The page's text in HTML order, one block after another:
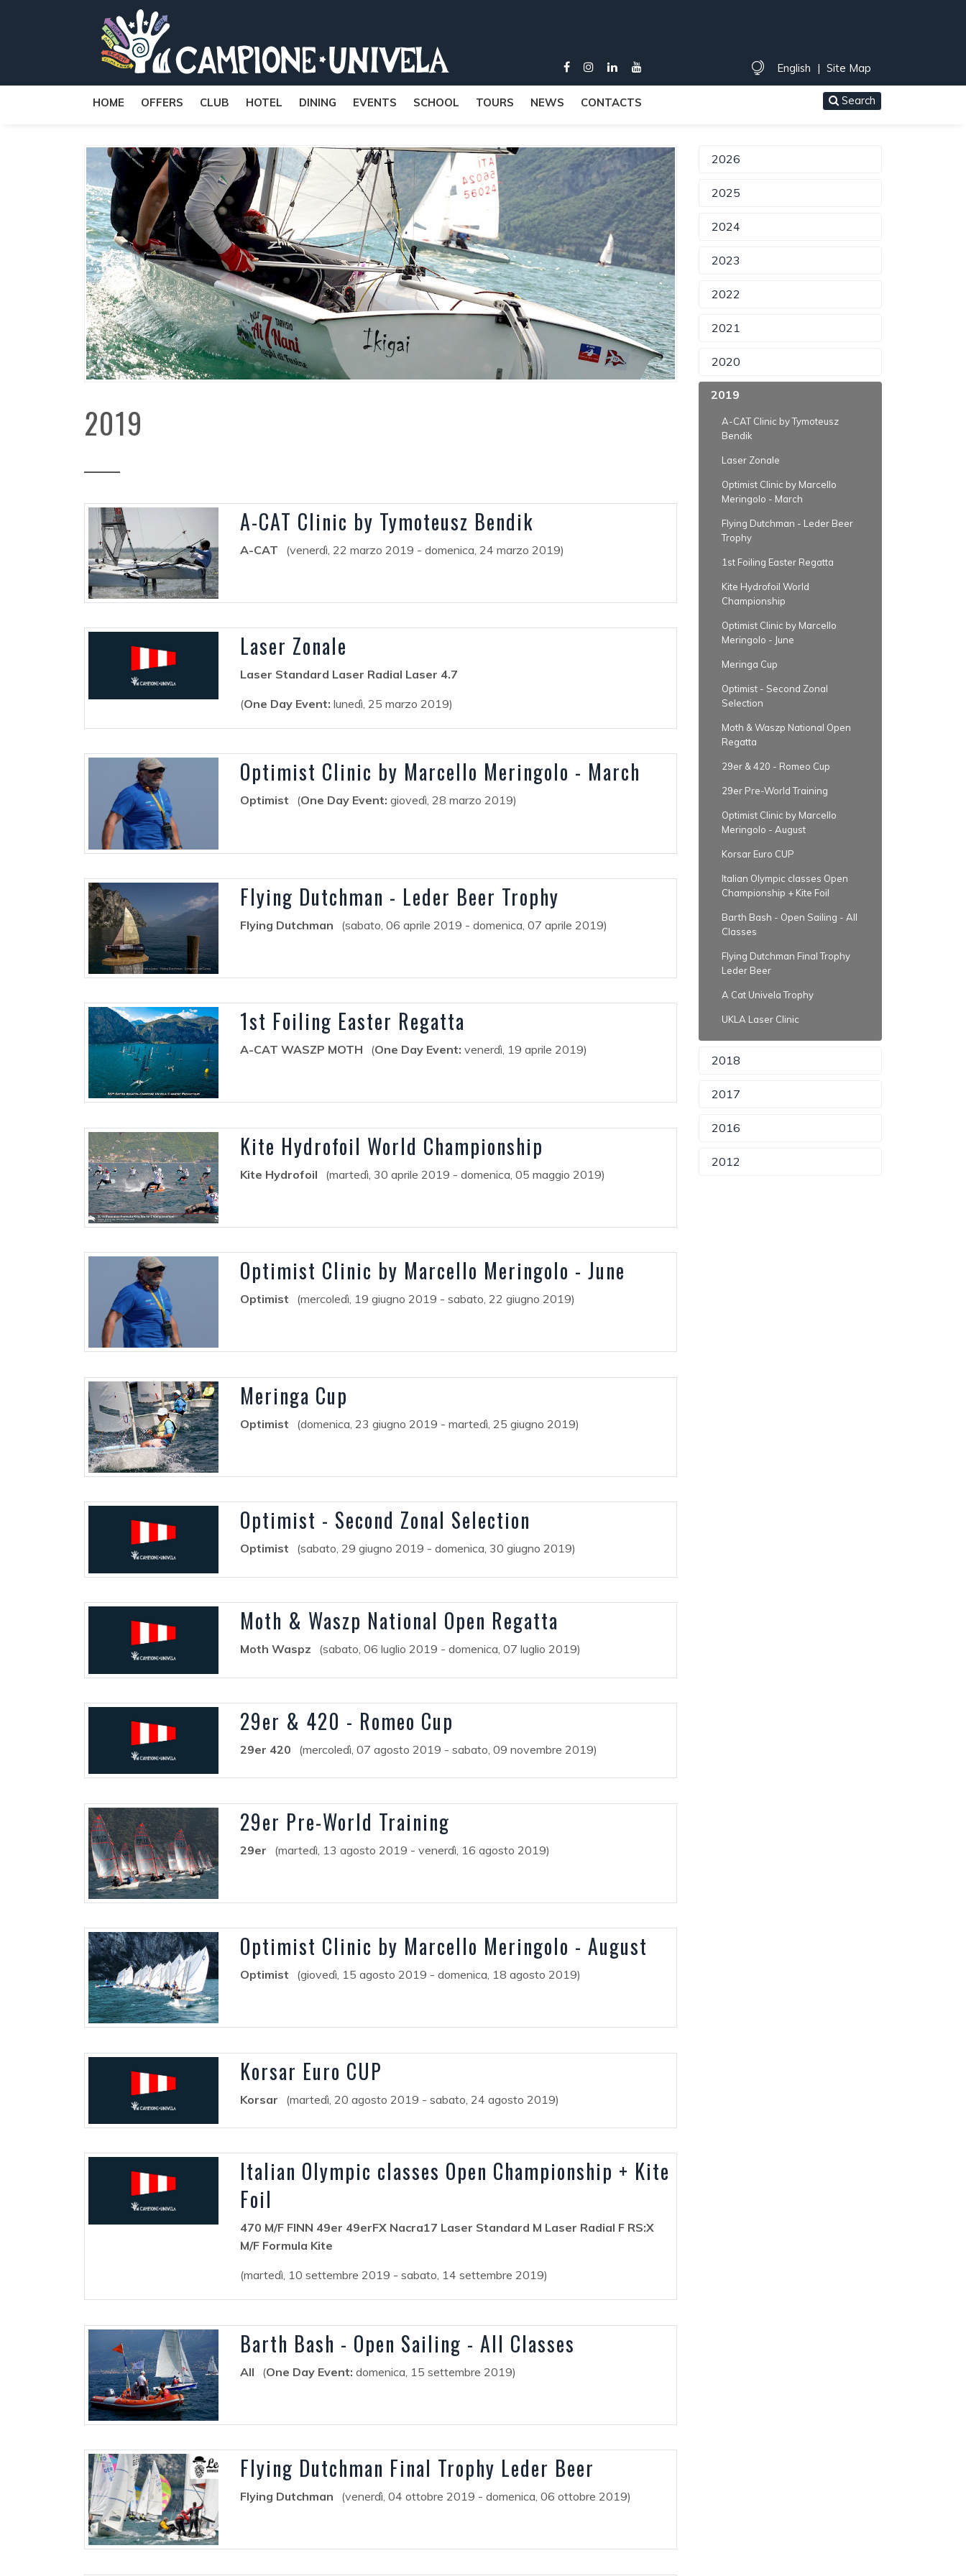
English | Site Map
HOME OFFERS CLUB HOTEL DINING EVENTS SCHOOL TOURS NEWS CONTACTS Search
2019
A-CAT Clinic by Tymoteusz Bendik
A-CAT (venerdì, 22 marzo 2019 - domenica, 24 marzo 2019)
Laser Zonale
Laser Standard Laser Radial Laser 4.7
(One Day Event: lunedì, 25 marzo 2019)
Optimist Clinic by Marcello Meringolo - March
Optimist (One Day Event: giovedì, 28 marzo 2019)
Flying Dutchman - Leder Beer Trophy
Flying Dutchman (sabato, 06 aprile 2019 - domenica, 07 aprile 2019)
1st Foiling Easter Regatta
A-CAT WASZP MOTH (One Day Event: venerdì, 19 aprile 2019)
Kite Hydrofoil World Championship
Kite Hydrofoil (martedì, 30 aprile 2019 - domenica, 05 maggio 2019)
Optimist Clinic by Marcello Meringolo - June
Optimist (mercoledì, 19 giugno 2019 - sabato, 22 giugno 2019)
Meringa Cup
Optimist (domenica, 23 giugno 2019 - martedì, 25 giugno 2019)
Optimist - Second Zonal Selection
Optimist (sabato, 29 giugno 2019 - domenica, 30 giugno 2019)
Moth & Waszp National Open Regatta
Moth Waspz (sabato, 06 luglio 2019 - domenica, 07 luglio 2019)
29er & 420 - Romeo Cup
29er 420 (mercoledì, 07 agosto 2019 - sabato, 09 novembre 2019)
29er Pre-World Training
29er (martedì, 13 agosto 2019 - venerdì, 16 agosto 2019)
Optimist Clinic by Marcello Meringolo - August
Optimist (giovedì, 15 agosto 2019 - domenica, 18 agosto 2019)
Korsar Euro CUP
Korsar (martedì, 20 agosto 2019 - sabato, 24 agosto 2019)
Italian Olympic classes Open Championship + Kite
Foil
470 M/F FINN 49er 49erFX Nacra17 Laser Standard M Laser Radial F RS:X
M/F Formula Kite
(martedì, 10 settembre 2019 - sabato, 14 settembre 2019)
Barth Bash - Open Sailing - All Classes
All (One Day Event: domenica, 15 settembre 2019)
Flying Dutchman Final Trophy Leder Beer
Flying Dutchman (venerdì, 04 ottobre 2019 - domenica, 06 ottobre 2019)
2026
2025
2024
2023
2022
2021
2020
2019
A-CAT Clinic by Tymoteusz
Bendik
Laser Zonale
Optimist Clinic by Marcello
Meringolo - March
Flying Dutchman - Leder Beer
Trophy
1st Foiling Easter Regatta
Kite Hydrofoil World
Championship
Optimist Clinic by Marcello
Meringolo - June
Meringa Cup
Optimist - Second Zonal
Selection
Moth & Waszp National Open
Regatta
29er & 420 - Romeo Cup
29er Pre-World Training
Optimist Clinic by Marcello
Meringolo - August
Korsar Euro CUP
Italian Olympic classes Open
Championship + Kite Foil
Barth Bash - Open Sailing - All
Classes
Flying Dutchman Final Trophy
Leder Beer
A Cat Univela Trophy
UKLA Laser Clinic
2018
2017
2016
2012